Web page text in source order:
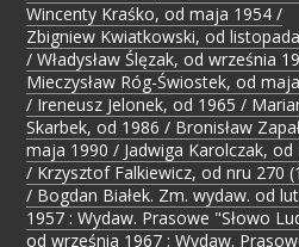
Wincenty Kraśko, od maja 1954 /
Zbigniew Kwiatkowski, od
/ Władysław Ślęzak, od września
Mieczysław Róg-Świostek, od
/ Ireneusz Jelonek, od 1965 /
Skarbek, od 1986 / Bronisław
maja 1990 / Jadwiga Karolczak, od
/ Krzysztof Falkiewicz, od nru 270
/ Bogdan Białek. Zm. wydaw. od
1957 : Wydaw. Prasowe "Słowo
od września 1967 : Wydaw.